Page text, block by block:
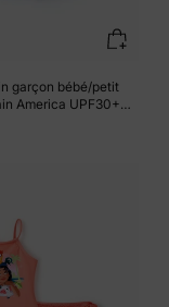
garçon bébé/petit
America UPF30+
Bleu